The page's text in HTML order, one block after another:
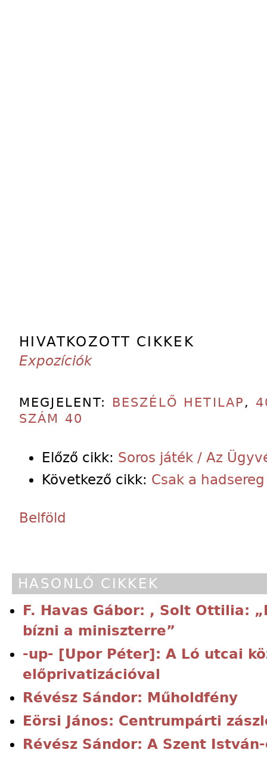
HIVATKOZOTT CIKKEK
Expozíciók
MEGJELENT: BESZÉLŐ HETILAP ,
SZÁM 40
Előző cikk: Soros játék / Az
Következő cikk: Csak a
Belföld
HASONLÓ CIKKEK
F. Havas Gábor: , Solt Ottilia:
bízni a miniszterre”
-up- [Upor Péter]: A Ló utcai
előprivatizációval
Révész Sándor: Műholdfény
Eörsi János: Centrumpárti
Révész Sándor: A Szent